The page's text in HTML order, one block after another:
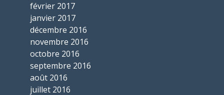
février 2017
janvier 2017
décembre 2016
novembre 2016
octobre 2016
septembre 2016
août 2016
juillet 2016